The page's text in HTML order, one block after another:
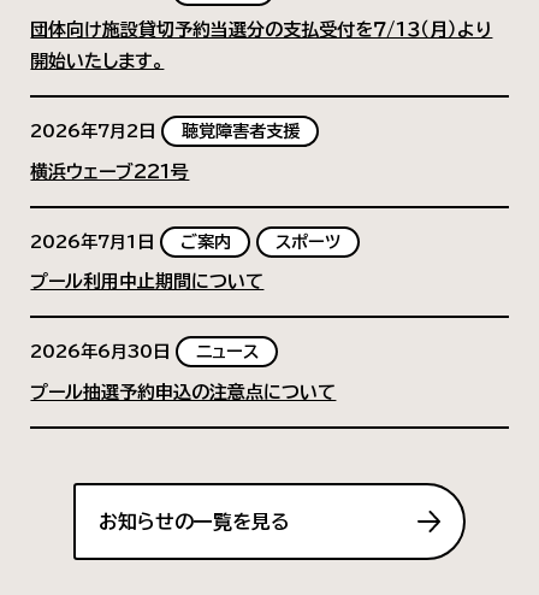
団体向け施設貸切予約当選分の支払受付を７/1３（月）より
開始いたします。
2026年7月2日 聴覚障害者支援
横浜ウェーブ221号
2026年7月1日 ご案内 スポーツ
プール利用中止期間について
2026年6月30日 ニュース
プール抽選予約申込の注意点について
お知らせの一覧を見る